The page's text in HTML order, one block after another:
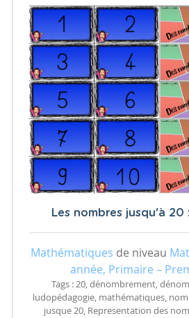
Les nombres jusqu'à 20
Mathématiques de niveau
année, Primaire –
Tags : 20, dénombrement,
ludopédagogie, mathématiques,
jusque 20, Representation des